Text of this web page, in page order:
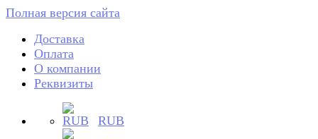
Полная версия сайта
Доставка
Оплата
О компании
Реквизиты
RUB